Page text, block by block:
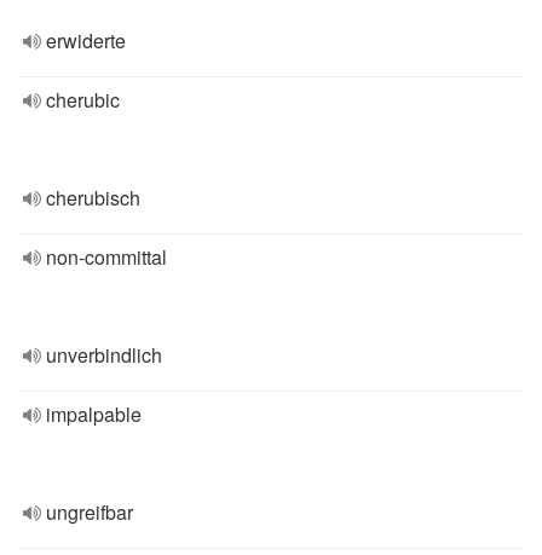
erwiderte
cherubic
cherubisch
non-committal
unverbindlich
impalpable
ungreifbar